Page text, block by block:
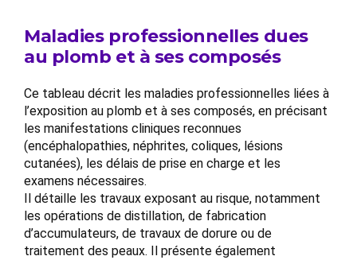
Maladies professionnelles dues
au plomb et à ses composés
Ce tableau décrit les maladies professionnelles liées à
l’exposition au plomb et à ses composés, en précisant
les manifestations cliniques reconnues
(encéphalopathies, néphrites, coliques, lésions
cutanées), les délais de prise en charge et les
examens nécessaires.
Il détaille les travaux exposant au risque, notamment
les opérations de distillation, de fabrication
d’accumulateurs, de travaux de dorure ou de
traitement des peaux. Il présente également